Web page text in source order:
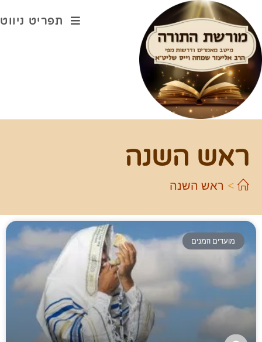
תפריט ניווט
ראש השנה
> ראש השנה
מועדים וזמנים